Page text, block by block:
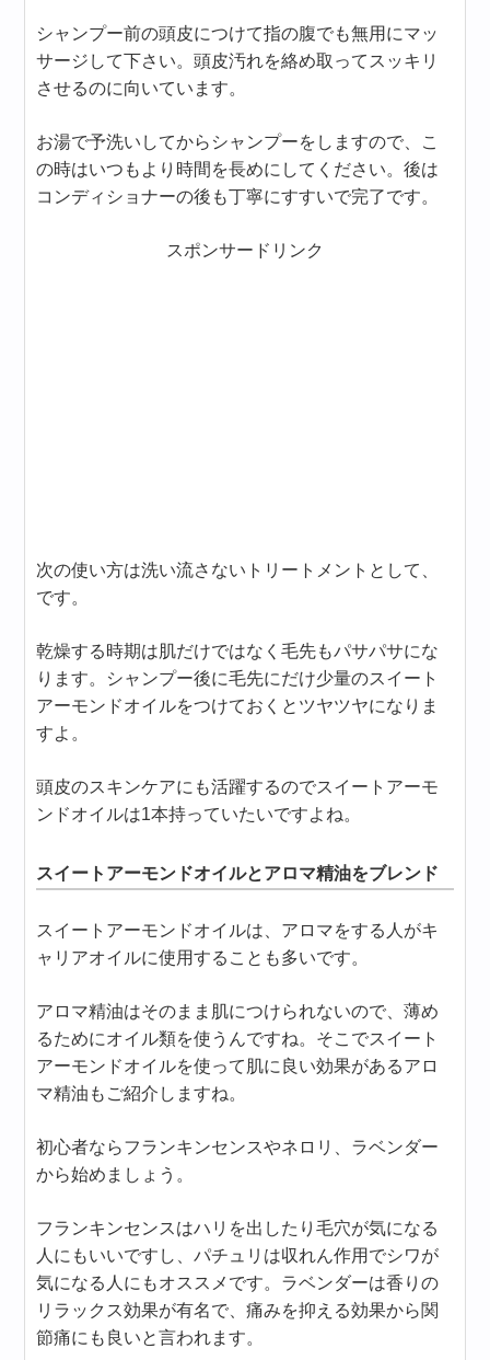
シャンプー前の頭皮につけて指の腹でも無用にマッ
サージして下さい。頭皮汚れを絡め取ってスッキリ
させるのに向いています。
お湯で予洗いしてからシャンプーをしますので、こ
の時はいつもより時間を長めにしてください。後は
コンディショナーの後も丁寧にすすいで完了です。
スポンサードリンク
次の使い方は洗い流さないトリートメントとして、
です。
乾燥する時期は肌だけではなく毛先もパサパサにな
ります。シャンプー後に毛先にだけ少量のスイート
アーモンドオイルをつけておくとツヤツヤになりま
すよ。
頭皮のスキンケアにも活躍するのでスイートアーモ
ンドオイルは1本持っていたいですよね。
スイートアーモンドオイルとアロマ精油をブレンド
スイートアーモンドオイルは、アロマをする人がキ
ャリアオイルに使用することも多いです。
アロマ精油はそのまま肌につけられないので、薄め
るためにオイル類を使うんですね。そこでスイート
アーモンドオイルを使って肌に良い効果があるアロ
マ精油もご紹介しますね。
初心者ならフランキンセンスやネロリ、ラベンダー
から始めましょう。
フランキンセンスはハリを出したり毛穴が気になる
人にもいいですし、パチュリは収れん作用でシワが
気になる人にもオススメです。ラベンダーは香りの
リラックス効果が有名で、痛みを抑える効果から関
節痛にも良いと言われます。